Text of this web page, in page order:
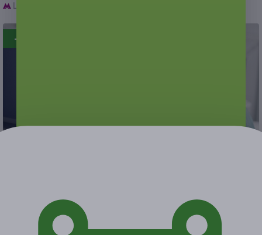
- 55%
Экономия от 1 650 руб.
2 купона куплено